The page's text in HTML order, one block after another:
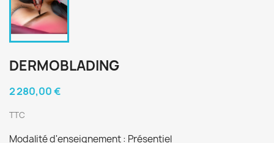
DERMOBLADING
2 280,00 €
TTC
Modalité d'enseignement : Présentiel